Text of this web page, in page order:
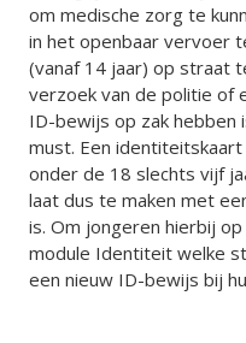
om medische zorg te
in het openbaar vervoer
(vanaf 14 jaar) op straat
verzoek van de politie of
ID-bewijs op zak hebben
must. Een
onder de 18 slechts vijf
laat dus te maken met
is. Om jongeren hierbij
module Identiteit welke
een nieuw ID-bewijs bij